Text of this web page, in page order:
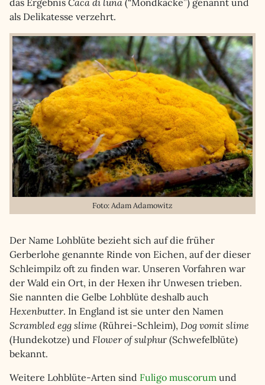
das Ergebnis Caca di luna (“Mondkacke”) genannt und
als Delikatesse verzehrt.
Foto: Adam Adamowitz
Der Name Lohblüte bezieht sich auf die früher
Gerberlohe genannte Rinde von Eichen, auf der dieser
Schleimpilz oft zu finden war. Unseren Vorfahren war
der Wald ein Ort, in der Hexen ihr Unwesen trieben.
Sie nannten die Gelbe Lohblüte deshalb auch
Hexenbutter. In England ist sie unter den Namen
Scrambled egg slime (Rührei-Schleim), Dog vomit slime
(Hundekotze) und Flower of sulphur (Schwefelblüte)
bekannt.
Weitere Lohblüte-Arten sind Fuligo muscorum und